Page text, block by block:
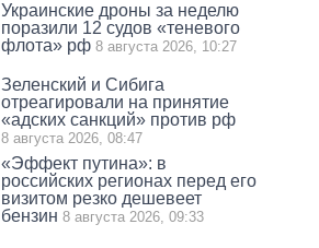
Украинские дроны за неделю
поразили 12 судов «теневого
флота» рф 8 августа 2026, 10:27
Зеленский и Сибига
отреагировали на принятие
«адских санкций» против рф
8 августа 2026, 08:47
«Эффект путина»: в
российских регионах перед его
визитом резко дешевеет
бензин 8 августа 2026, 09:33